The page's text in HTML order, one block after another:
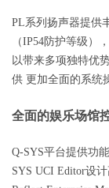
PL系列扬声器提供
（IP54防护等级）
以带来多项独特优
供 更加全面的系统
全面的娱乐场馆
Q-SYS平台提供功
SYS UCI Editor设